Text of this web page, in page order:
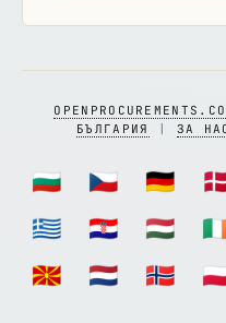
БЪЛГАРИЯ
| ЗА
🇧🇬 🇨🇿 🇩🇪
🇬🇷
🇭🇷 🇭🇺
🇲🇰
🇳🇱 🇳🇴